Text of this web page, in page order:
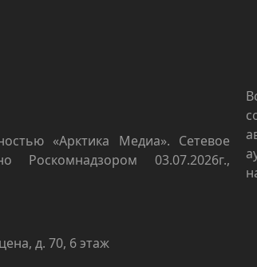
«Арктика Медиа». Сетевое
Роскомнадзором 03.07.2026г.,
д. 70, 6 этаж